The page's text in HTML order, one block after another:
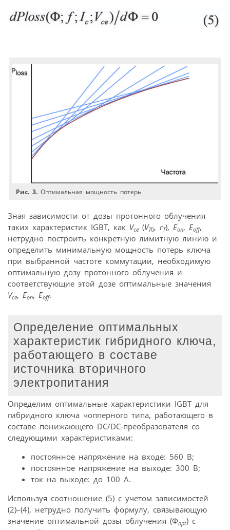
Рис. 3. Оптимальная мощность потерь
Зная зависимости от дозы протонного облучения
таких характеристик IGBT, как Vce (VT0, rT), Eon, Eoff,
нетрудно построить конкретную лимитную линию и
определить минимальную мощность потерь ключа
при выбранной частоте коммутации, необходимую
оптимальную дозу протонного облучения и
соответствующие этой дозе оптимальные значения
Vce, Eon, Eoff.
Определение оптимальных
характеристик гибридного ключа,
работающего в составе
источника вторичного
электропитания
Определим оптимальные характеристики IGВТ для
гибридного ключа чопперного типа, работающего в
составе понижающего DC/DC-преобразователя со
следующими характеристиками:
постоянное напряжение на входе: 560 В;
постоянное напряжение на выходе: 300 В;
ток на выходе: до 100 А.
Используя соотношение (5) с учетом зависимостей
(2)–(4), нетрудно получить формулу, связывающую
значение оптимальной дозы облучения (Фopt) с